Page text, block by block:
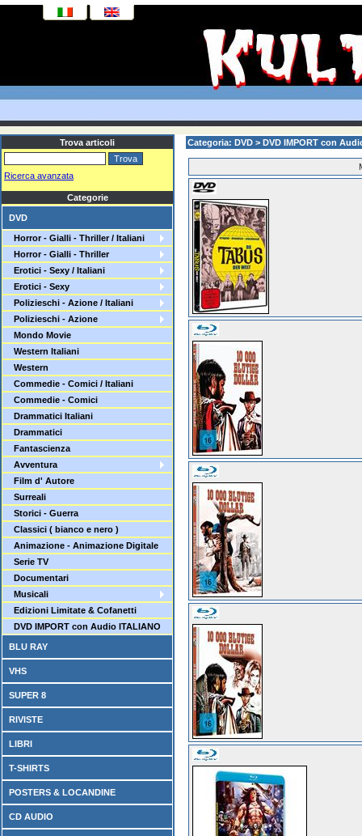
Trova articoli
Ricerca avanzata
Categorie
DVD
Horror - Gialli - Thriller / Italiani
Horror - Gialli - Thriller
Erotici - Sexy / Italiani
Erotici - Sexy
Polizieschi - Azione / Italiani
Polizieschi - Azione
Mondo Movie
Western Italiani
Western
Commedie - Comici / Italiani
Commedie - Comici
Drammatici Italiani
Drammatici
Fantascienza
Avventura
Film d' Autore
Surreali
Storici - Guerra
Classici ( bianco e nero )
Animazione - Animazione Digitale
Serie TV
Documentari
Musicali
Edizioni Limitate & Cofanetti
DVD IMPORT con Audio ITALIANO
BLU RAY
VHS
SUPER 8
RIVISTE
LIBRI
T-SHIRTS
POSTERS & LOCANDINE
CD AUDIO
Categoria: DVD > DVD IMPORT con